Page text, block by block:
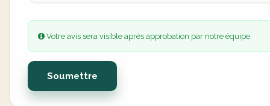
Votre avis sera visible après approbation par notre équipe.
Soumettre